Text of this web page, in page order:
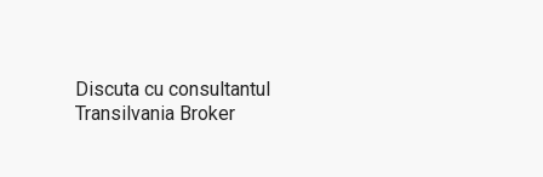
Discuta cu consultantul
Transilvania Broker